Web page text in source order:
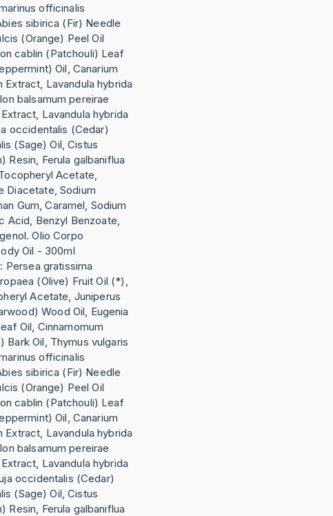
officinalis
sibirica (Fir) Needle
(Orange) Peel Oil
cablin (Patchouli) Leaf
Oil, Canarium
Extract, Lavandula hybrida
balsamum pereirae
Lavandula hybrida
occidentalis (Cedar)
(Sage) Oil, Cistus
Resin, Ferula galbaniflua
Acetate,
Diacetate, Sodium
Gum, Caramel, Sodium
Acid, Benzyl Benzoate,
Olio Corpo
Oil - 300ml
Persea gratissima
(Olive) Fruit Oil (*),
Acetate, Juniperus
Wood Oil, Eugenia
Oil, Cinnamomum
Bark Oil, Thymus vulgaris
officinalis
sibirica (Fir) Needle
(Orange) Peel Oil
cablin (Patchouli) Leaf
Oil, Canarium
Extract, Lavandula hybrida
balsamum pereirae
Lavandula hybrida
occidentalis (Cedar)
(Sage) Oil, Cistus
Resin, Ferula galbaniflua